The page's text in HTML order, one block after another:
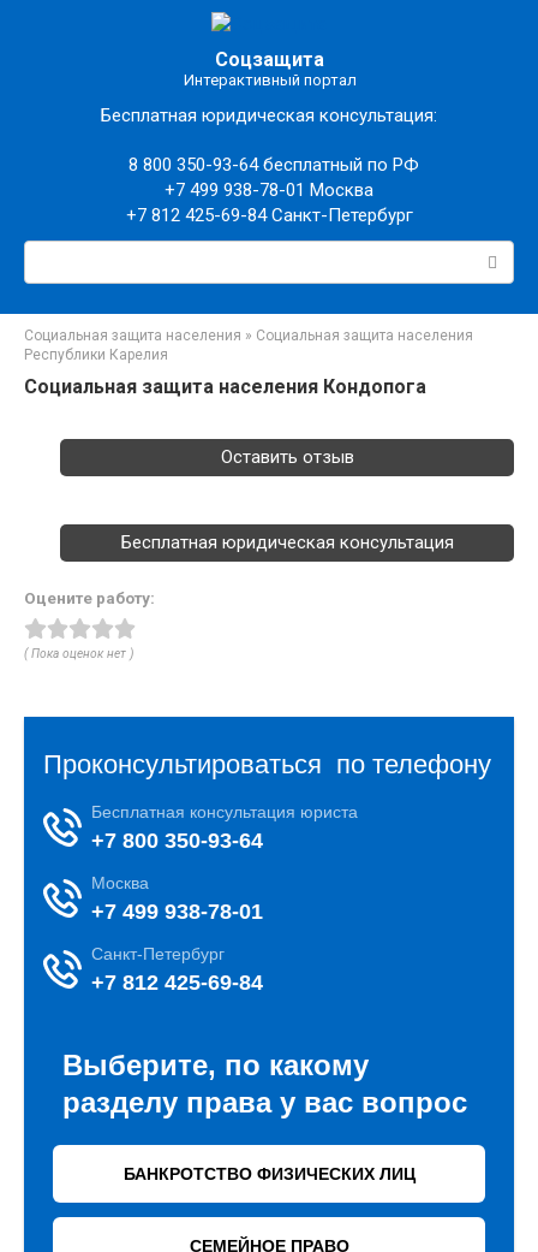
Соцзащита
Интерактивный портал
Бесплатная юридическая консультация:
8 800 350-93-64бесплатный по РФ
+7 499 938-78-01 Москва
+7 812 425-69-84Санкт-Петербург
Социальная защита населения » Социальная защита населения
Республики Карелия
Социальная защита населения Кондопога
Оставить отзыв
Бесплатная юридическая консультация
Оцените работу:
( Пока оценок нет )